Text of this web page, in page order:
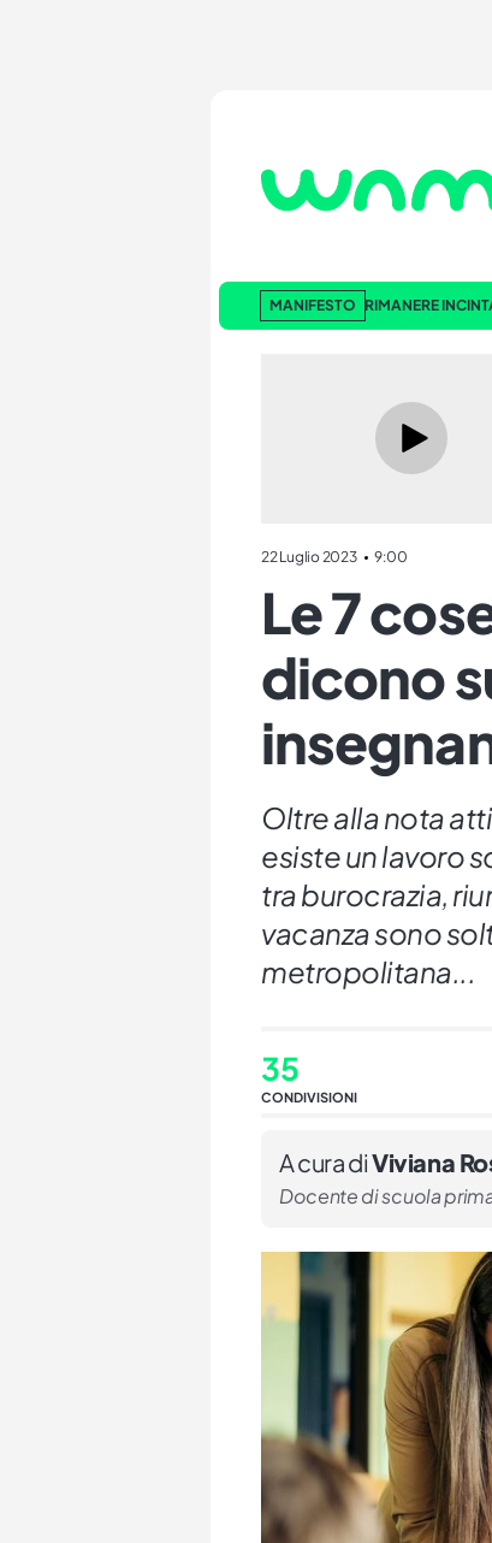
MANIFESTO RIMANERE
22 Luglio 2023 9:00
Le 7
dicono
Oltre alla nota
esiste un lavoro
tra burocrazia,
vacanza sono
metropolitana...
35
CONDIVISIONI
A cura diViviana
Docente di scuola